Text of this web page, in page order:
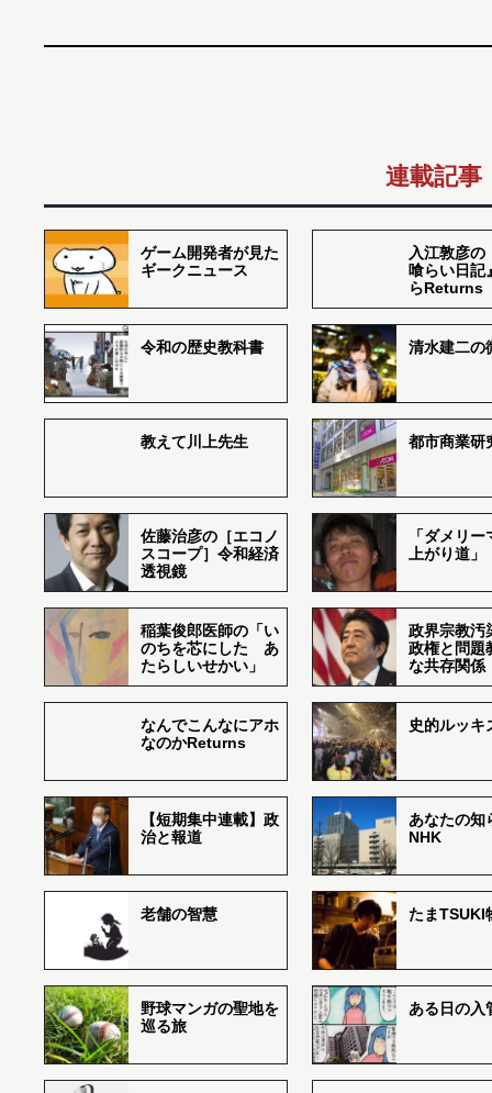
連載記事
ゲーム開発者が見た
ギークニュース
入江敦彦の
喰らい日記
らReturns
令和の歴史教科書 清水建二の
教えて川上先生 都市商業研
佐藤治彦の［エコノ
スコープ］令和経済
透視鏡
「ダメリ
上がり道」
稲葉俊郎医師の「い
のちを芯にした あ
たらしいせかい」
政界宗教汚
政権と問題
な共存関係
なんでこんなにアホ
なのかReturns
史的ルッキ
【短期集中連載】政
治と報道
あなたの知
NHK
老舗の智慧 たまTSUKI
野球マンガの聖地を
巡る旅
ある日の入